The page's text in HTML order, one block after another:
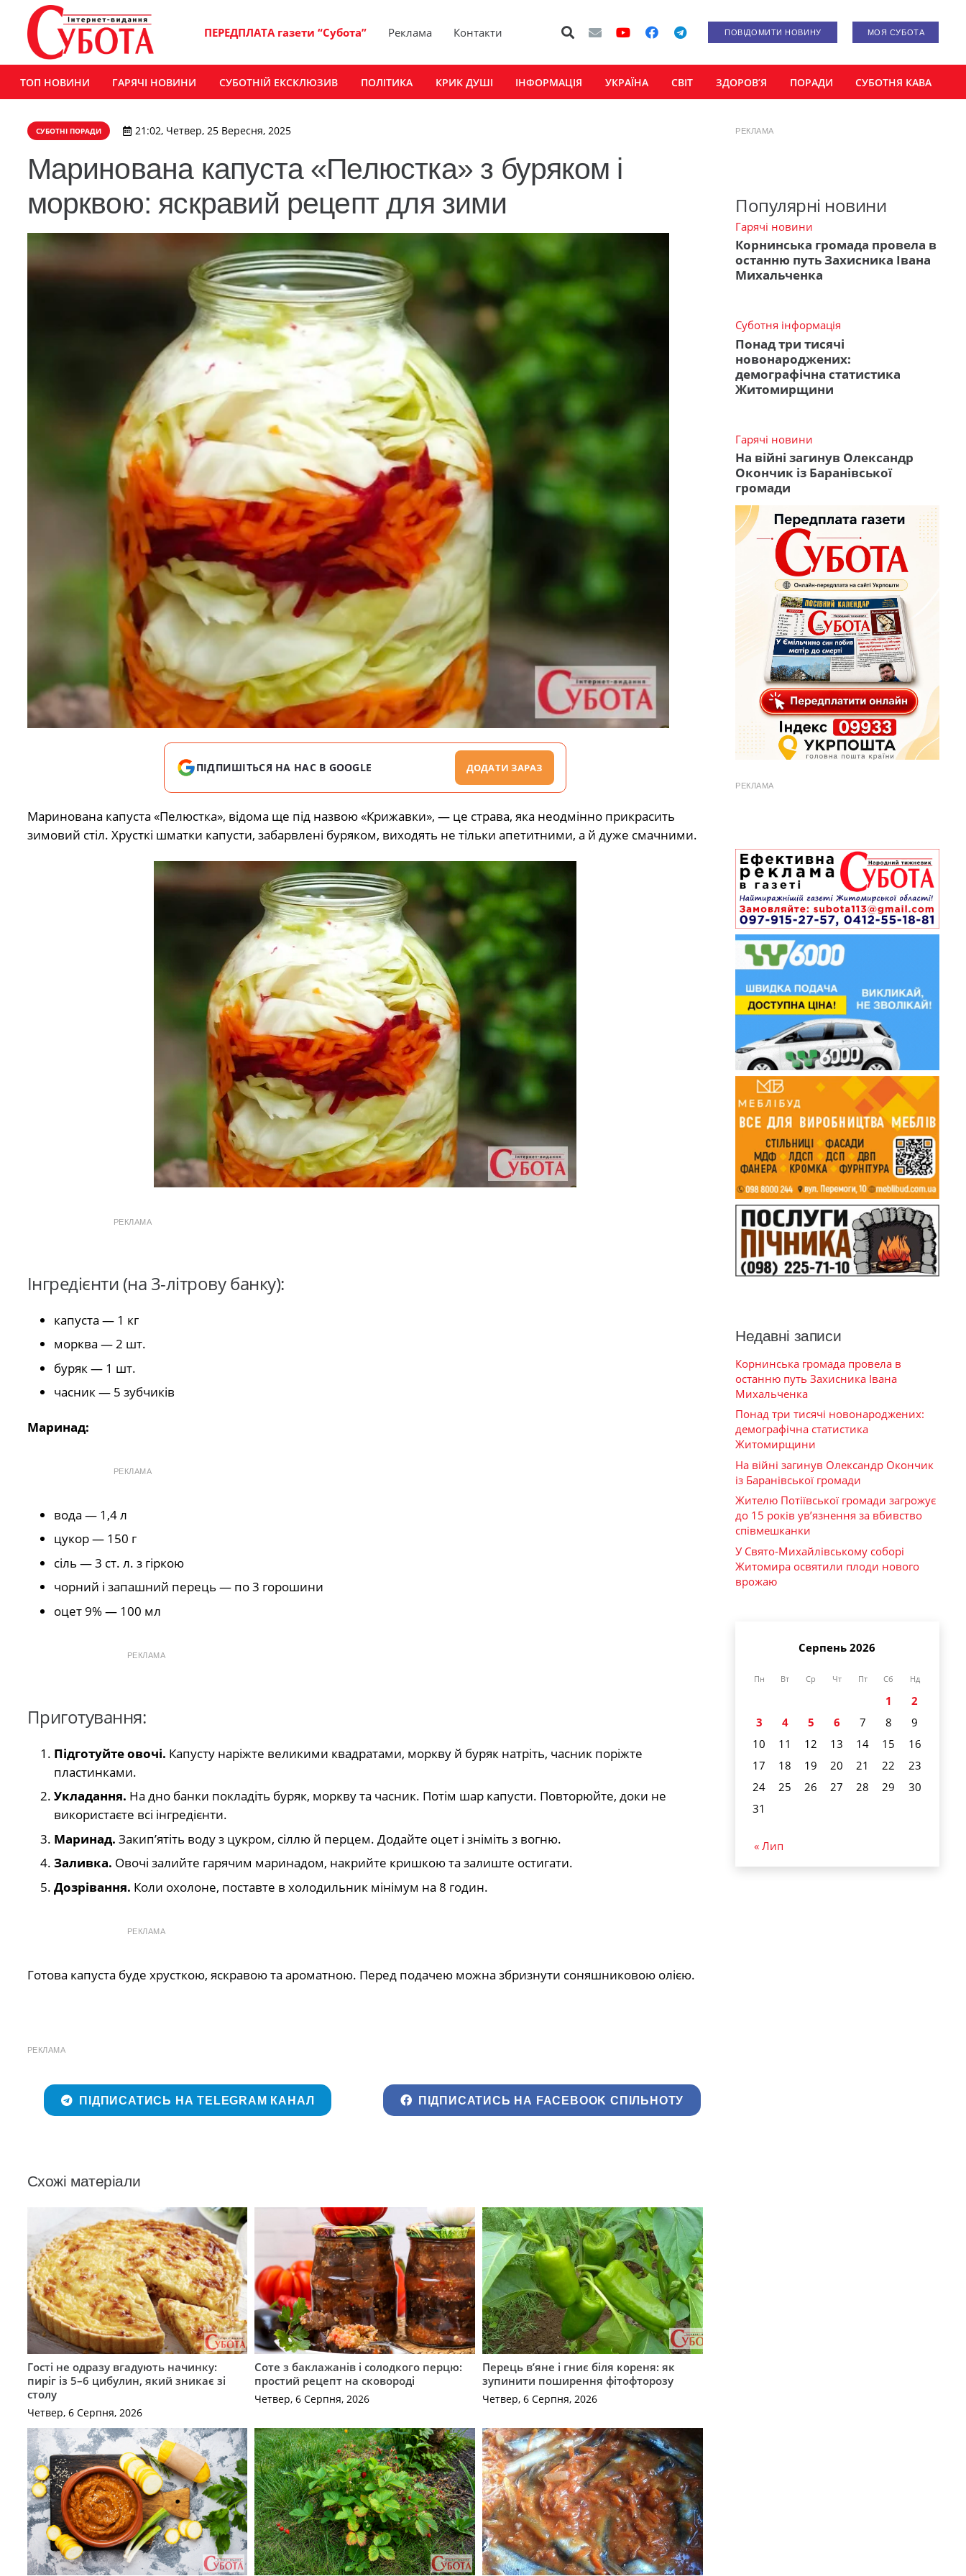
ПЕРЕДПЛАТА газети “Субота” Реклама Контакти ПОВІДОМИТИ НОВИНУ МОЯ СУБОТА
ТОП НОВИНИ ГАРЯЧІ НОВИНИ СУБОТНІЙ ЕКСКЛЮЗИВ ПОЛІТИКА КРИК ДУШІ ІНФОРМАЦІЯ УКРАЇНА СВІТ ЗДОРОВ’Я ПОРАДИ СУБОТНЯ КАВА
СУБОТНІ ПОРАДИ 21:02, Четвер, 25 Вересня, 2025
Маринована капуста «Пелюстка» з буряком і
морквою: яскравий рецепт для зими
ПІДПИШІТЬСЯ НА НАС В GOOGLE ДОДАТИ ЗАРАЗ
Маринована капуста «Пелюстка», відома ще під назвою «Крижавки», — це страва, яка неодмінно прикрасить
зимовий стіл. Хрусткі шматки капусти, забарвлені буряком, виходять не тільки апетитними, а й дуже смачними.
РЕКЛАМА
Інгредієнти (на 3-літрову банку):
капуста — 1 кг
морква — 2 шт.
буряк — 1 шт.
часник — 5 зубчиків
Маринад:
РЕКЛАМА
вода — 1,4 л
цукор — 150 г
сіль — 3 ст. л. з гіркою
чорний і запашний перець — по 3 горошини
оцет 9% — 100 мл
РЕКЛАМА
Приготування:
Підготуйте овочі. Капусту наріжте великими квадратами, моркву й буряк натріть, часник поріжте
пластинками.
Укладання. На дно банки покладіть буряк, моркву та часник. Потім шар капусти. Повторюйте, доки не
використаєте всі інгредієнти.
Маринад. Закип’ятіть воду з цукром, сіллю й перцем. Додайте оцет і зніміть з вогню.
Заливка. Овочі залийте гарячим маринадом, накрийте кришкою та залиште остигати.
Дозрівання. Коли охолоне, поставте в холодильник мінімум на 8 годин.
РЕКЛАМА
Готова капуста буде хрусткою, яскравою та ароматною. Перед подачею можна збризнути соняшниковою олією.
РЕКЛАМА
ПІДПИСАТИСЬ НА TELEGRAM КАНАЛ ПІДПИСАТИСЬ НА FACEBOOK СПІЛЬНОТУ
Схожі матеріали
Гості не одразу вгадують начинку:
пиріг із 5–6 цибулин, який зникає зі
столу
Четвер, 6 Серпня, 2026
Соте з баклажанів і солодкого перцю:
простий рецепт на сковороді
Четвер, 6 Серпня, 2026
Перець в’яне і гниє біля кореня: як
зупинити поширення фітофторозу
Четвер, 6 Серпня, 2026
РЕКЛАМА
Популярні новини
Гарячі новини
Корнинська громада провела в
останню путь Захисника Івана
Михальченка
Суботня інформація
Понад три тисячі
новонароджених:
демографічна статистика
Житомирщини
Гарячі новини
На війні загинув Олександр
Окончик із Баранівської
громади
РЕКЛАМА
Недавні записи
Корнинська громада провела в
останню путь Захисника Івана
Михальченка
Понад три тисячі новонароджених:
демографічна статистика
Житомирщини
На війні загинув Олександр Окончик
із Баранівської громади
Жителю Потіївської громади загрожує
до 15 років ув’язнення за вбивство
співмешканки
У Свято-Михайлівському соборі
Житомира освятили плоди нового
врожаю
Серпень 2026
Пн Вт Ср Чт Пт Сб Нд
1
2
3
4 5 6 7 8
9
10
11 12 13 14 15
16
17
18 19 20 21 22
23
24
25 26 27 28 29
30
31
« Лип